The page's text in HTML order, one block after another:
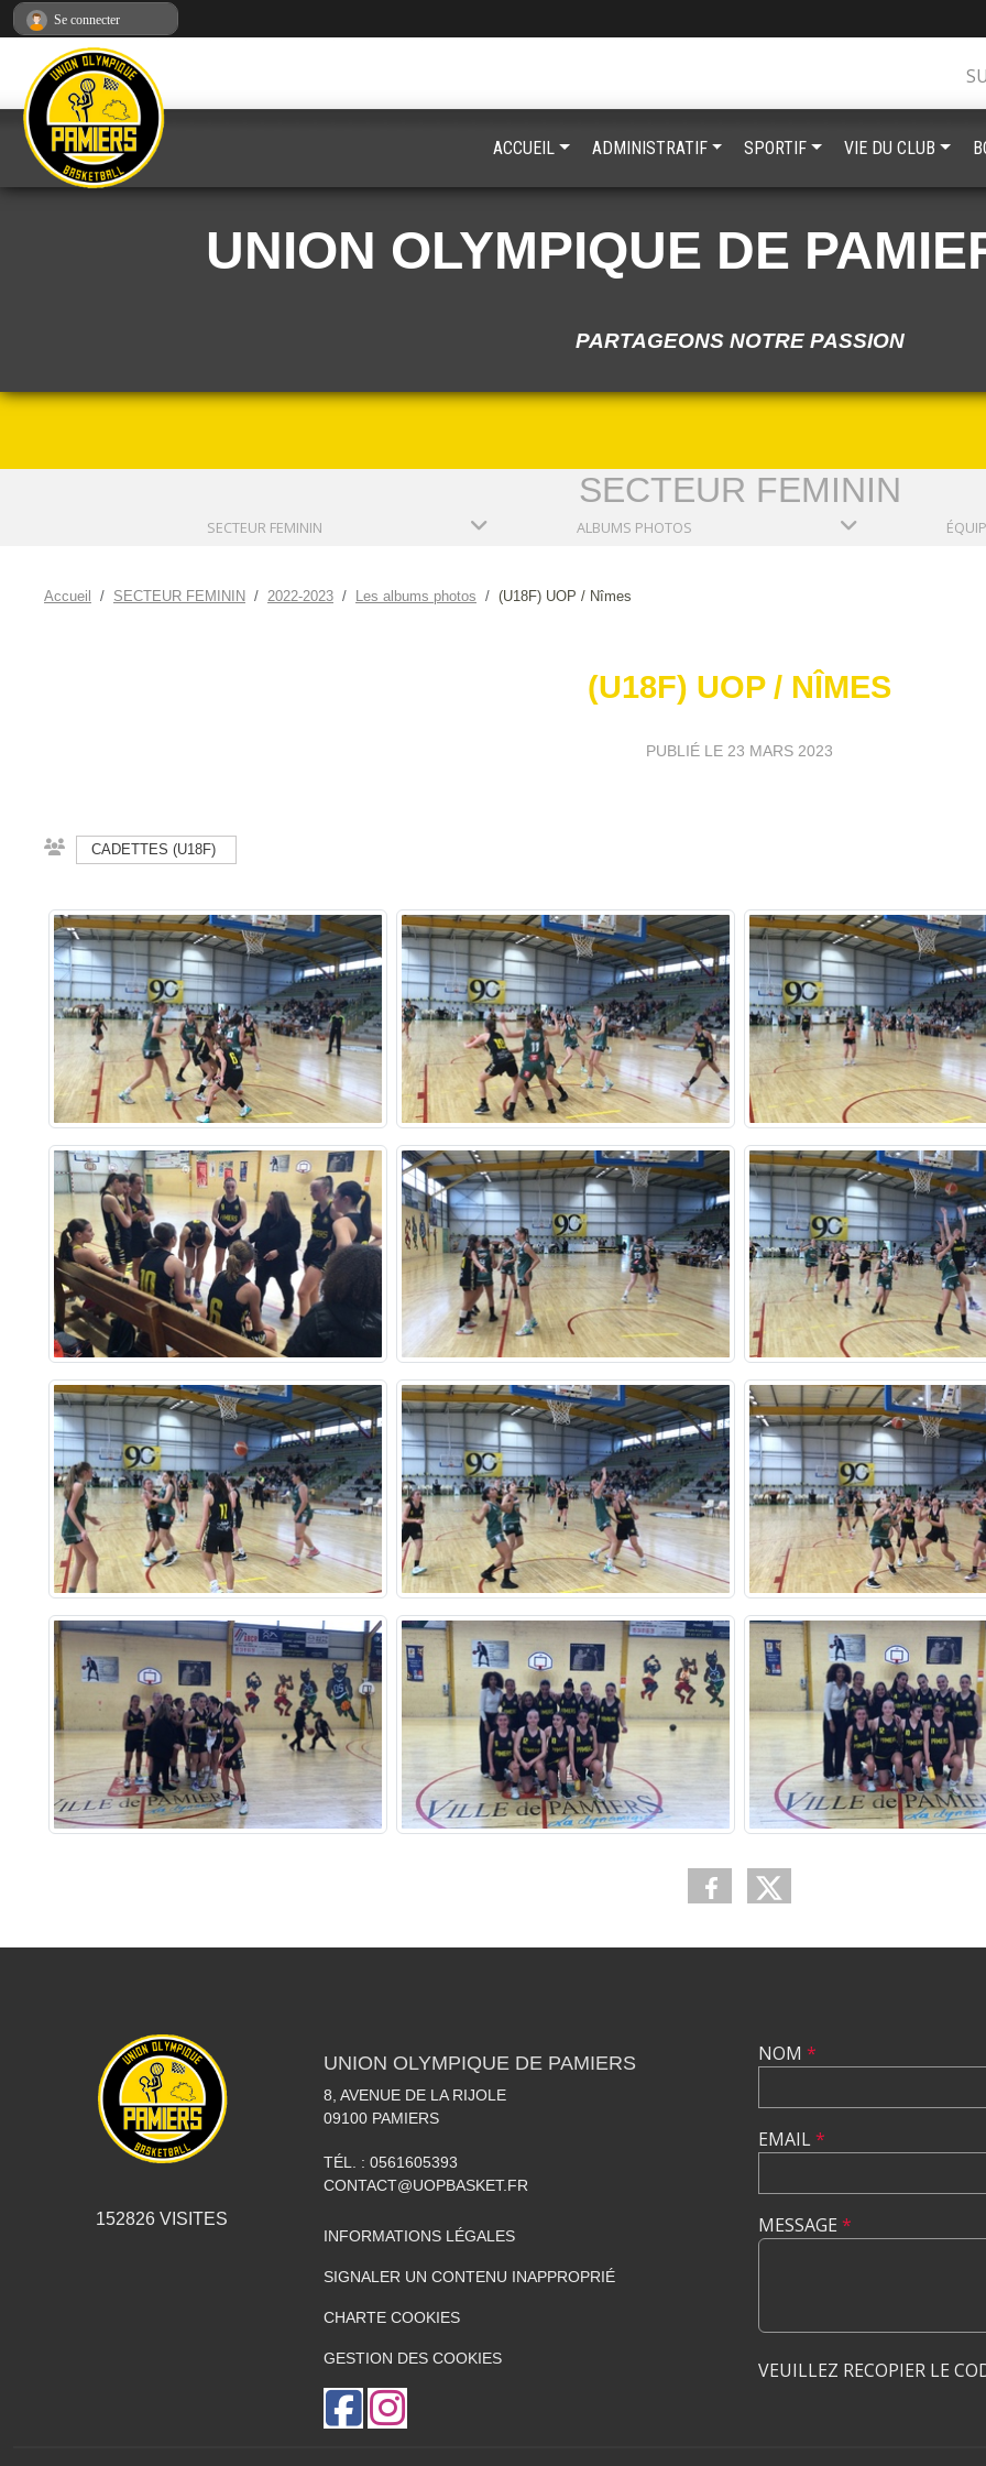
UNION OLYMPIQUE DE
PARTAGEONS NOTRE PASSION
SECTEUR FEMININ
SECTEUR FEMININ ALBUMS PHOTOS
Accueil SECTEUR FEMININ 2022-2023 Les albums photos (U18F) UOP / Nîmes
(U18F) UOP / NÎMES
PUBLIÉ LE 23 MARS 2023
CADETTES (U18F)
ACCUEIL ADMINISTRATIF SPORTIF VIE DU CLUB
152826 VISITES
UNION OLYMPIQUE DE PAMIERS
8, AVENUE DE LA RIJOLE
09100 PAMIERS
TÉL. : 0561605393
CONTACT@UOPBASKET.FR
INFORMATIONS LÉGALES
SIGNALER UN CONTENU INAPPROPRIÉ
CHARTE COOKIES
GESTION DES COOKIES
NOM *
EMAIL*
MESSAGE *
VEUILLEZ RECOPIER LE
Se connecter
Panneau de gestion des cookies